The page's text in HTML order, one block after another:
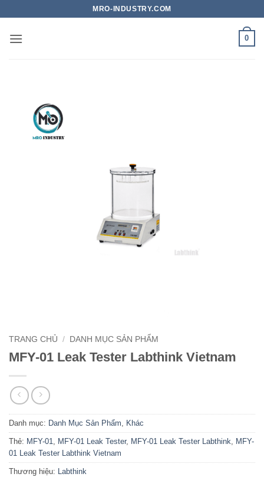
nội
MRO-INDUSTRY.COM
0
TRANG CHỦ / DANH MỤC SẢN PHẨM
MFY-01 Leak Tester Labthink Vietnam
Danh mục: Danh Mục Sản Phẩm, Khác
Thẻ: MFY-01, MFY-01 Leak Tester, MFY-01 Leak Tester Labthink, MFY-
01 Leak Tester Labthink Vietnam
Thương hiệu: Labthink